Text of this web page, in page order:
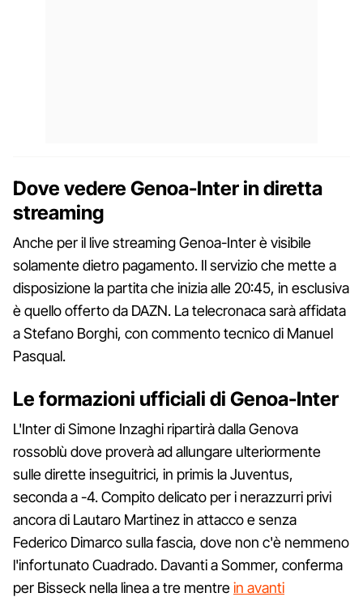
Dove vedere Genoa-Inter in diretta
streaming
Anche per il live streaming Genoa-Inter è visibile
solamente dietro pagamento. Il servizio che mette a
disposizione la partita che inizia alle 20:45, in esclusiva
è quello offerto da DAZN. La telecronaca sarà affidata
a Stefano Borghi, con commento tecnico di Manuel
Pasqual.
Le formazioni ufficiali di Genoa-Inter
L'Inter di Simone Inzaghi ripartirà dalla Genova
rossoblù dove proverà ad allungare ulteriormente
sulle dirette inseguitrici, in primis la Juventus,
seconda a -4. Compito delicato per i nerazzurri privi
ancora di Lautaro Martinez in attacco e senza
Federico Dimarco sulla fascia, dove non c'è nemmeno
l'infortunato Cuadrado. Davanti a Sommer, conferma
per Bisseck nella linea a tre mentrein avanti